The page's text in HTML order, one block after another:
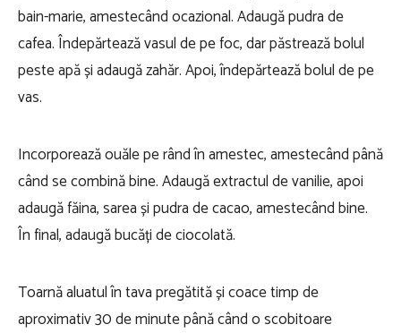
bain-marie, amestecând ocazional. Adaugă pudra de
cafea. Îndepărtează vasul de pe foc, dar păstrează bolul
peste apă și adaugă zahăr. Apoi, îndepărtează bolul de pe
vas.
Incorporează ouăle pe rând în amestec, amestecând până
când se combină bine. Adaugă extractul de vanilie, apoi
adaugă făina, sarea și pudra de cacao, amestecând bine.
În final, adaugă bucăți de ciocolată.
Toarnă aluatul în tava pregătită și coace timp de
aproximativ 30 de minute până când o scobitoare